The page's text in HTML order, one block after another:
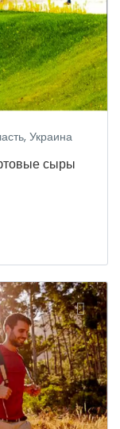
Украина
сыры